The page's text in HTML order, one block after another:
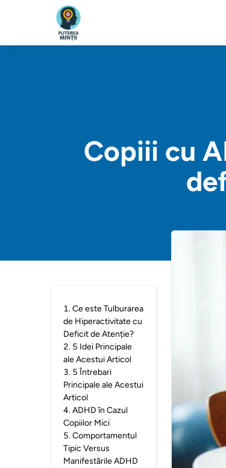
Copiii cu
1.Ce este Tulburarea
de Hiperactivitate cu
Deficit de Atenție?
2. 5 Idei Principale
ale Acestui Articol
3. 5 Întrebari
Principale ale Acestui
Articol
4.ADHD în Cazul
Copiilor Mici
5.Comportamentul
Tipic Versus
Manifestările ADHD